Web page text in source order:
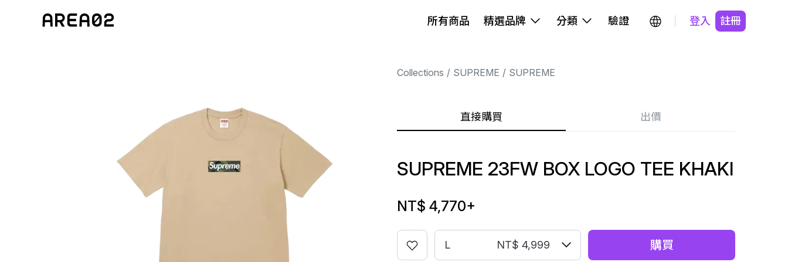
所有商品 精選品牌 分類 驗證 登入 註冊
Collections SUPREME SUPREME
直接購買 出價
SUPREME 23FW BOX LOGO TEE KHAKI
NT$ 4,770+
L NT$ 4,999 購買